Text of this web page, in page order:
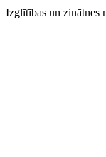
Izglītības un zinātnes